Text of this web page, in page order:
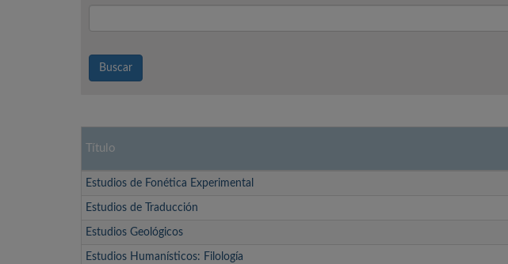
Buscar
Título
Estudios de Fonética Experimental
Estudios de Traducción
Estudios Geológicos
Estudios Humanísticos: Filología